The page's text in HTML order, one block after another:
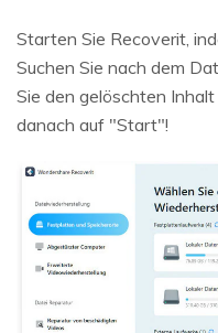
Starten Sie Recoverit,
Suchen Sie nach dem
Sie den gelöschten
danach auf "Start"!